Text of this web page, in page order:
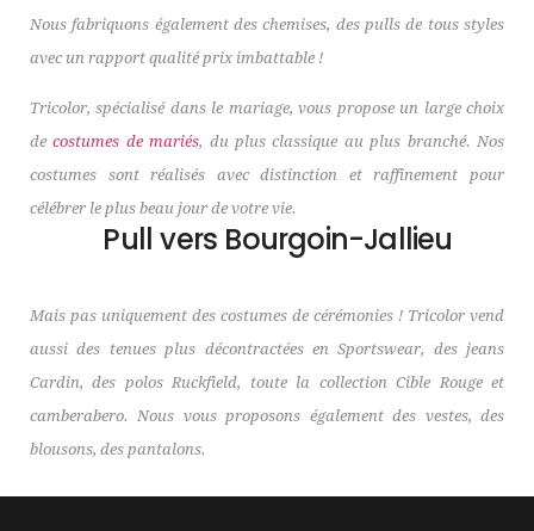
Nous fabriquons également des chemises, des pulls de tous styles
avec un rapport qualité prix imbattable !
Tricolor, spécialisé dans le mariage, vous propose un large choix
decostumes de mariés, du plus classique au plus branché. Nos
costumes sont réalisés avec distinction et raffinement pour
célébrer le plus beau jour de votre vie.
Pull vers Bourgoin-Jallieu
Mais pas uniquement des costumes de cérémonies ! Tricolor vend
aussi des tenues plus décontractées en Sportswear, des jeans
Cardin, des polos Ruckfield, toute la collection Cible Rouge et
camberabero. Nous vous proposons également des vestes, des
blousons, des pantalons.